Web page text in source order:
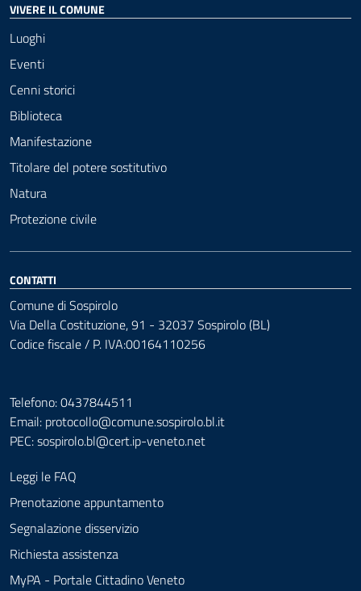
VIVERE IL COMUNE
Luoghi
Eventi
Cenni storici
Biblioteca
Manifestazione
Titolare del potere sostitutivo
Natura
Protezione civile
CONTATTI
Comune di Sospirolo
Via Della Costituzione, 91 - 32037 Sospirolo (BL)
Codice fiscale / P. IVA:00164110256
Telefono: 0437844511
Email: protocollo@comune.sospirolo.bl.it
PEC:sospirolo.bl@cert.ip-veneto.net
Leggi le FAQ
Prenotazione appuntamento
Segnalazione disservizio
Richiesta assistenza
MyPA - Portale Cittadino Veneto